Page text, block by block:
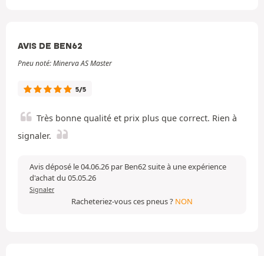
AVIS DE BEN62
Pneu noté: Minerva AS Master
5/5
Très bonne qualité et prix plus que correct. Rien à
signaler.
Avis déposé le 04.06.26 par Ben62 suite à une expérience
d'achat du 05.05.26
Signaler
Racheteriez-vous ces pneus ? NON